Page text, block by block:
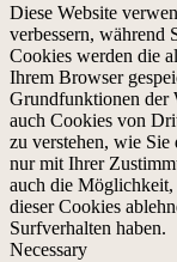
Diese Website
verbessern, während
Cookies werden die
Ihrem Browser
Grundfunktionen der
auch Cookies von
zu verstehen, wie Sie
nur mit Ihrer
auch die Möglichkeit,
dieser Cookies
Surfverhalten haben.
Necessary